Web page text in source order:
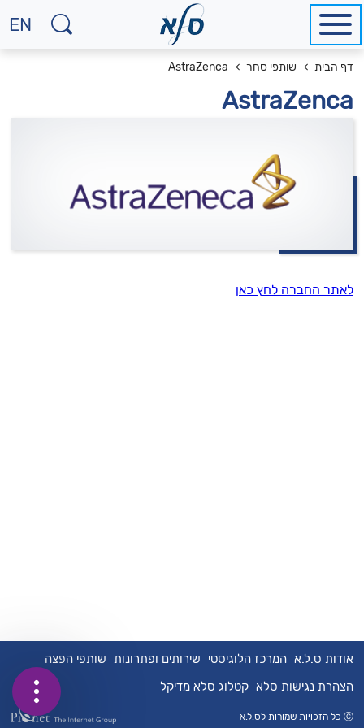
EN
כתבו
דברו
שתפו
באתר
דף הבית שותפי סחר AstraZenca
AstraZenca
לאתר החברה לחץ כאן
Ⓒ כל הזכויות שמורות לס.ל.א
אודות ס.ל.א המרכז הלוגיסטי שירותים ופתרונות שותפי הפצה
הצהרת נגישות סלא קטלוג סלא מדיקל